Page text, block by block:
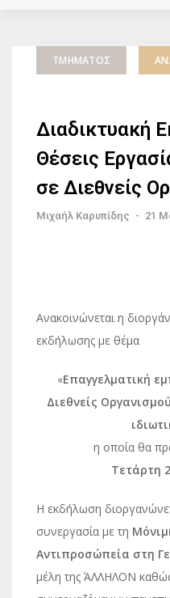
ΤΜΉΜΑΤΟΣ
Διαδικτυακή
Θέσεις
σε Διεθνείς
Μιχαήλ Καρυπίδης - 21
Ανακοινώνεται η
εκδήλωσης με θέμα
«Επαγγελματική
Διεθνείς
η οποία θα
Τετάρτη
Η εκδήλωση
συνεργασία με τη
Αντιπροσώπεία στη
μέλη της ΆΛΛΗΛΟΝ καθώς